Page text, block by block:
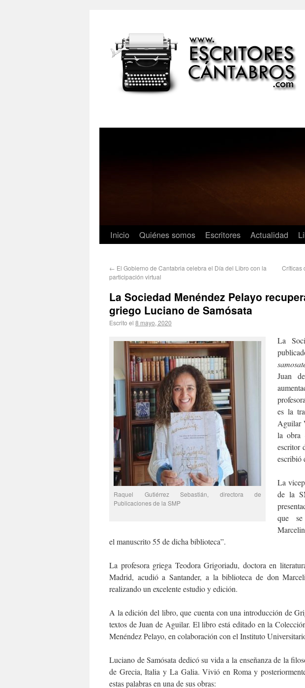
Inicio Quiénes somos Escritores Actualidad
← El Gobierno de Cantabria celebra el Día del Libro con la
participación virtual
Críticas
La Sociedad Menéndez Pelayo
griego Luciano de Samósata
Escrito el 8 mayo, 2020
Raquel Gutiérrez Sebastián, directora de
Publicaciones de la SMP
La
Juan
es la
Aguilar
la obra
escritor
escribió
La
de la
que
el manuscrito 55 de dicha biblioteca”.
La profesora griega Teodora Grigoriadu, doctora en
Madrid, acudió a Santander, a la biblioteca de don
realizando un excelente estudio y edición.
A la edición del libro, que cuenta con una introducción de
textos de Juan de Aguilar. El libro está editado en la
Menéndez Pelayo, en colaboración con el Instituto
Luciano de Samósata dedicó su vida a la enseñanza de la
de Grecia, Italia y La Galia. Vivió en Roma y
estas palabras en una de sus obras: